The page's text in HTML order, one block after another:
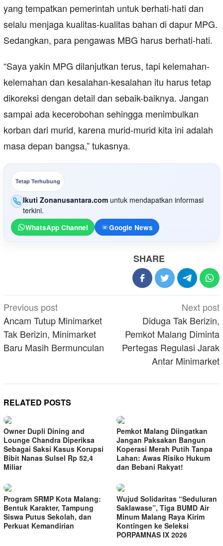
yang tempatkan pemerintah untuk berhati-hati dan
selalu menjaga kualitas-kualitas bahan di dapur MPG.
Sedangkan, para pengawas MBG harus berhati-hati.
“Saya yakin MPG dilanjutkan terus, tapi kelemahan-
kelemahan dan kesalahan-kesalahan itu harus tetap
dikoreksi dengan detail dan sebaik-baiknya. Jangan
sampai ada kecerobohan sehingga menimbulkan
korban dari murid, karena murid-murid kita ini adalah
masa depan bangsa,” tukasnya.
Tetap Terhubung
Ikuti Zonanusantara.com untuk mendapatkan informasi
terkini.
WhatsApp Channel Google News
SHARE
Post
navigation
Previous post
Ancam Tutup Minimarket
Tak Berizin, Minimarket
Baru Masih Bermunculan
Next post
Diduga Tak Berizin,
Pemkot Malang Diminta
Pertegas Regulasi Jarak
Antar Minimarket
RELATED POSTS
Owner Dupli Dining and
Lounge Chandra Diperiksa
Sebagai Saksi Kasus Korupsi
Bibit Nanas Sulsel Rp 52,4
Miliar
Pemkot Malang Diingatkan
Jangan Paksakan Bangun
Koperasi Merah Putih Tanpa
Lahan: Awas Risiko Hukum
dan Bebani Rakyat!
Program SRMP Kota Malang:
Bentuk Karakter, Tampung
Siswa Putus Sekolah, dan
Perkuat Kemandirian
Wujud Solidaritas “Seduluran
Saklawase”, Tiga BUMD Air
Minum Malang Raya Kirim
Kontingen ke Seleksi
PORPAMNAS IX 2026